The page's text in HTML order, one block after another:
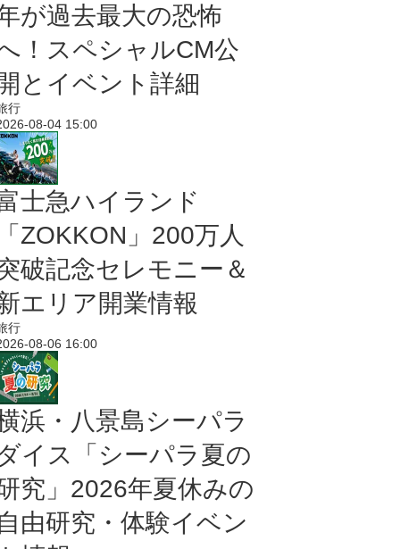
が過去最大の恐怖
！スペシャルCM公
とイベント詳細
行
08-04 15:00
士急ハイランド
「ZOKKON」200万人
破記念セレモニー＆
エリア開業情報
行
08-06 16:00
浜・八景島シーパラ
イス「シーパラ夏の
究」2026年夏休みの
自由研究・体験イベン